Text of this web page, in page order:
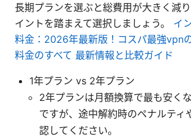
長期プランを選ぶと総費用が大きく減
イントを踏まえて選択しましょう。 イ
料金：2026年最新版！コスパ最強vpn
料金のすべて 最新情報と比較ガイド
1年プラン vs 2年プラン
2年プランは月額換算で最も安く
ですが、途中解約時のペナルティ
認してください。